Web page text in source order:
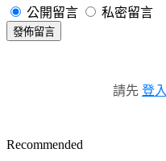
公開留言 私密留言
發佈留言
請先 登入
Recommended